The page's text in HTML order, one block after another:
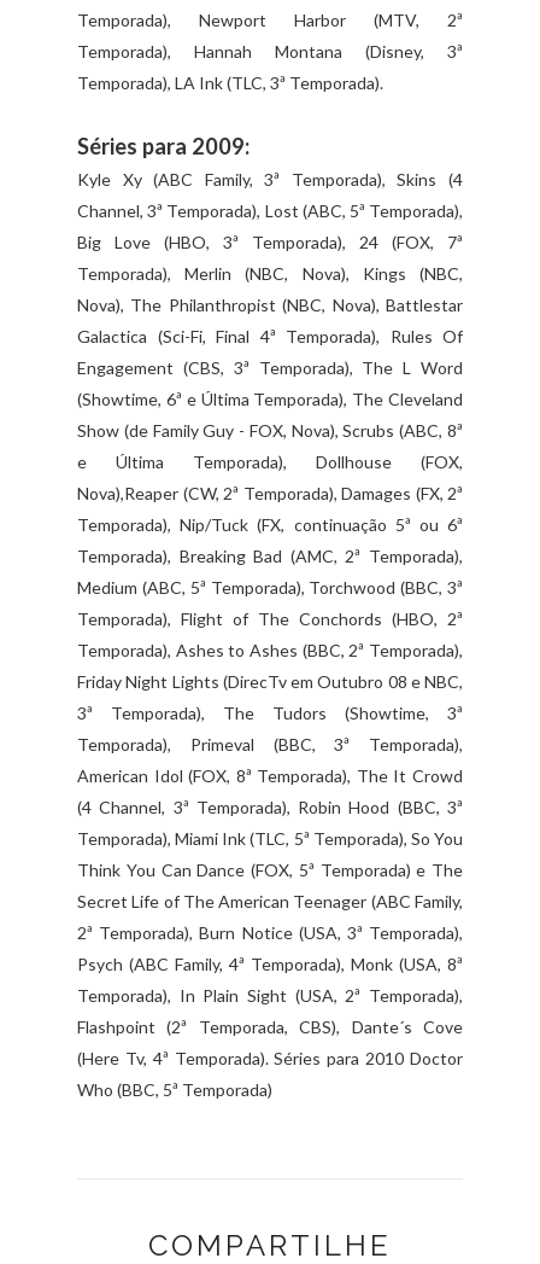
Temporada), Newport Harbor (MTV, 2ª
Temporada), Hannah Montana (Disney, 3ª
Temporada), LA Ink (TLC, 3ª Temporada).
Séries para 2009:
Kyle Xy (ABC Family, 3ª Temporada), Skins (4
Channel, 3ª Temporada), Lost (ABC, 5ª Temporada),
Big Love (HBO, 3ª Temporada), 24 (FOX, 7ª
Temporada), Merlin (NBC, Nova), Kings (NBC,
Nova), The Philanthropist (NBC, Nova), Battlestar
Galactica (Sci-Fi, Final 4ª Temporada), Rules Of
Engagement (CBS, 3ª Temporada), The L Word
(Showtime, 6ª e Última Temporada), The Cleveland
Show (de Family Guy - FOX, Nova), Scrubs (ABC, 8ª
e Última Temporada), Dollhouse (FOX,
Nova),Reaper (CW, 2ª Temporada), Damages (FX, 2ª
Temporada), Nip/Tuck (FX, continuação 5ª ou 6ª
Temporada), Breaking Bad (AMC, 2ª Temporada),
Medium (ABC, 5ª Temporada), Torchwood (BBC, 3ª
Temporada), Flight of The Conchords (HBO, 2ª
Temporada), Ashes to Ashes (BBC, 2ª Temporada),
Friday Night Lights (DirecTv em Outubro 08 e NBC,
3ª Temporada), The Tudors (Showtime, 3ª
Temporada), Primeval (BBC, 3ª Temporada),
American Idol (FOX, 8ª Temporada), The It Crowd
(4 Channel, 3ª Temporada), Robin Hood (BBC, 3ª
Temporada), Miami Ink (TLC, 5ª Temporada), So You
Think You Can Dance (FOX, 5ª Temporada) e The
Secret Life of The American Teenager (ABC Family,
2ª Temporada), Burn Notice (USA, 3ª Temporada),
Psych (ABC Family, 4ª Temporada), Monk (USA, 8ª
Temporada), In Plain Sight (USA, 2ª Temporada),
Flashpoint (2ª Temporada, CBS), Dante´s Cove
(Here Tv, 4ª Temporada). Séries para 2010 Doctor
Who (BBC, 5ª Temporada)
COMPARTILHE